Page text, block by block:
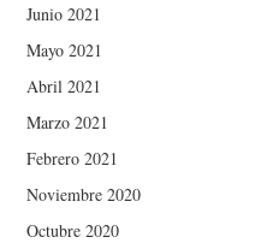
Junio 2021
Mayo 2021
Abril 2021
Marzo 2021
Febrero 2021
Noviembre 2020
Octubre 2020